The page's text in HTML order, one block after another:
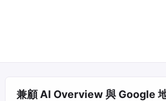
兼顧 AI Overview 與 Google